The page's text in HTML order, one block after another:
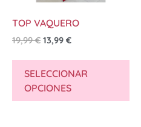
TOP VAQUERO
19,99€ 13,99 €
SELECCIONAR
OPCIONES